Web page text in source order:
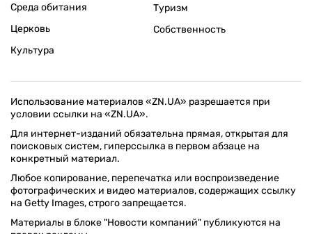
Среда обитания
Церковь
Культура
Туризм
Собственность
Использование материалов «ZN.UA» разрешается при
условии ссылки на «ZN.UA».
Для интернет-изданий обязательна прямая, открытая для
поисковых систем, гиперссылка в первом абзаце на
конкретный материал.
Любое копирование, перепечатка или воспроизведение
фотографических и видео материалов, содержащих ссылку
на Getty Images, строго запрещается.
Материалы в блоке "Новости компаний" публикуются на